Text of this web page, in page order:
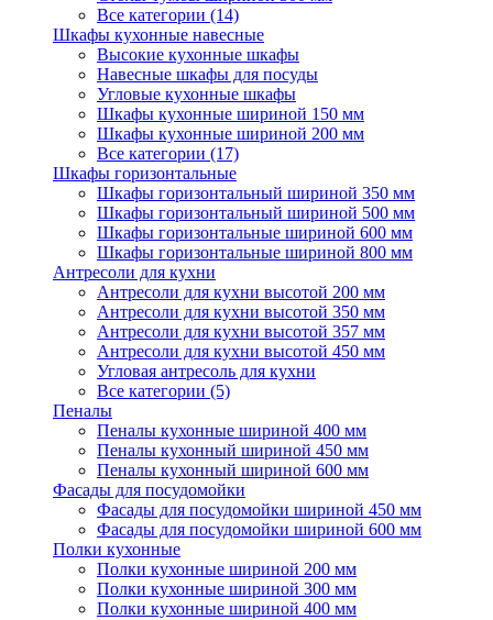
Все категории (14)
Шкафы кухонные навесные
Высокие кухонные шкафы
Навесные шкафы для посуды
Угловые кухонные шкафы
Шкафы кухонные шириной 150 мм
Шкафы кухонные шириной 200 мм
Все категории (17)
Шкафы горизонтальные
Шкафы горизонтальный шириной 350 мм
Шкафы горизонтальный шириной 500 мм
Шкафы горизонтальные шириной 600 мм
Шкафы горизонтальные шириной 800 мм
Антресоли для кухни
Антресоли для кухни высотой 200 мм
Антресоли для кухни высотой 350 мм
Антресоли для кухни высотой 357 мм
Антресоли для кухни высотой 450 мм
Угловая антресоль для кухни
Все категории (5)
Пеналы
Пеналы кухонные шириной 400 мм
Пеналы кухонный шириной 450 мм
Пеналы кухонный шириной 600 мм
Фасады для посудомойки
Фасады для посудомойки шириной 450 мм
Фасады для посудомойки шириной 600 мм
Полки кухонные
Полки кухонные шириной 200 мм
Полки кухонные шириной 300 мм
Полки кухонные шириной 400 мм